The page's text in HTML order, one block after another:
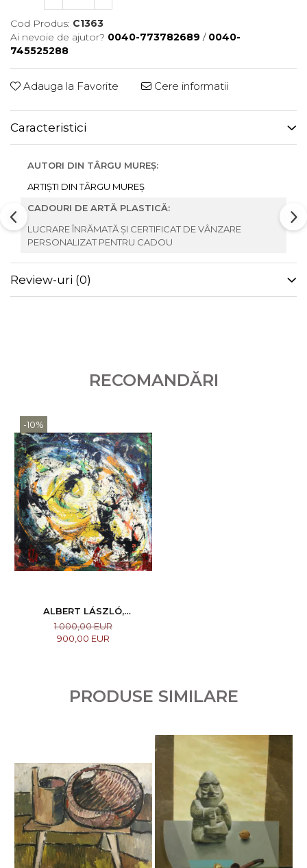
Cod Produs: C1363
Ai nevoie de ajutor? 0040-773782689 / 0040-
745525288
Adauga la Favorite Cere informatii
Caracteristici
AUTORI DIN TÂRGU MUREȘ:
ARTIȘTI DIN TÂRGU MUREȘ
CADOURI DE ARTĂ PLASTICĂ:
LUCRARE ÎNRĂMATĂ ȘI CERTIFICAT DE VÂNZARE
PERSONALIZAT PENTRU CADOU
Review-uri (0)
RECOMANDĂRI
-10%
ALBERT LÁSZLÓ,
COMPOZIȚIE STELARĂ, 1970
1.000,00 EUR
900,00 EUR
PRODUSE SIMILARE